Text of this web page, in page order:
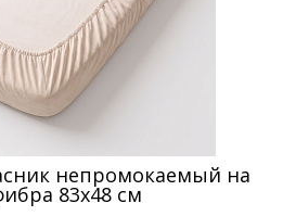
непромокаемый на
83х48 см